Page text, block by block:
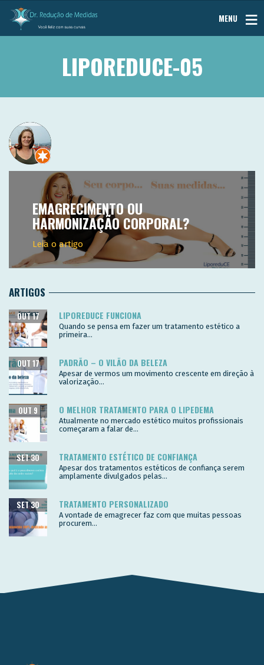
MENU
LIPOREDUCE-05
EMAGRECIMENTO OU
HARMONIZAÇÃO CORPORAL?
Leia o artigo
ARTIGOS
LIPOREDUCE FUNCIONA
OUT 17
Quando se pensa em fazer um tratamento estético a
primeira...
PADRÃO – O VILÃO DA BELEZA
OUT 17
Apesar de vermos um movimento crescente em direção à
valorização...
O MELHOR TRATAMENTO PARA O LIPEDEMA
OUT 9
Atualmente no mercado estético muitos profissionais
começaram a falar de...
TRATAMENTO ESTÉTICO DE CONFIANÇA
SET 30
Apesar dos tratamentos estéticos de confiança serem
amplamente divulgados pelas...
TRATAMENTO PERSONALIZADO
SET 30
A vontade de emagrecer faz com que muitas pessoas
procurem...